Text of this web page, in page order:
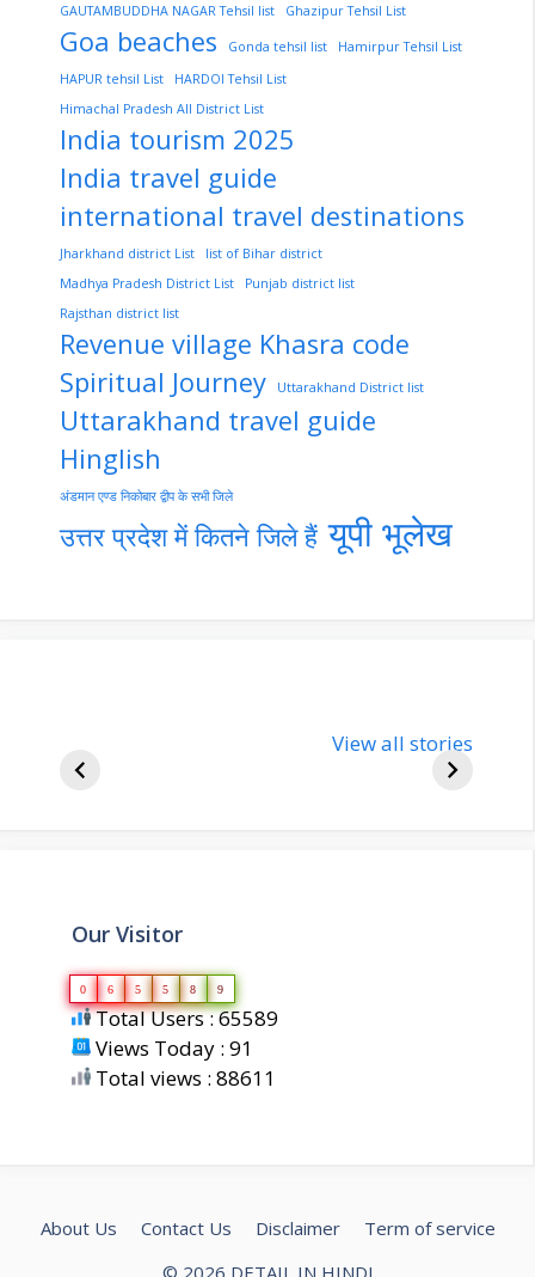
GAUTAMBUDDHA NAGAR Tehsil list
Ghazipur Tehsil List
Goa beaches Gonda tehsil list
Hamirpur Tehsil List
HAPUR tehsil List
HARDOI Tehsil List
Himachal Pradesh All District List
India tourism 2025
India travel guide
international travel destinations
Jharkhand district List
list of Bihar district
Madhya Pradesh District List
Punjab district list
Rajsthan district list
Revenue village Khasra code
Spiritual Journey
Uttarakhand District list
Uttarakhand travel guide
Hinglish
अंडमान एण्ड निकोबार द्वीप के सभी जिले
उत्तर प्रदेश में कितने जिले हैं यूपी भूलेख
bjp-india-
about
View all stories
Our Visitor
0 6 5 5 8 9
Total Users : 65589
Views Today : 91
Total views : 88611
About Us Contact Us Disclaimer
Term of service
© 2026 DETAIL IN HINDI